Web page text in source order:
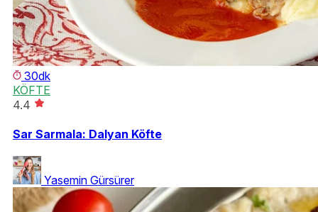
30dk
KÖFTE
4.4
Sar Sarmala: Dalyan Köfte
Yasemin Gürsürer